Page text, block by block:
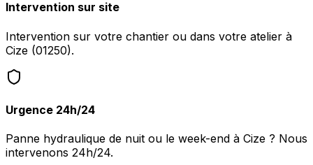
Intervention sur site
Intervention sur votre chantier ou dans votre atelier à
Cize (01250).
Urgence 24h/24
Panne hydraulique de nuit ou le week-end à Cize ? Nous
intervenons 24h/24.